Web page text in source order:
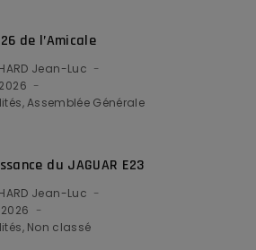
de l’Amicale
Jean-Luc
Assemblée Générale
du JAGUAR E23
Jean-Luc
Non classé